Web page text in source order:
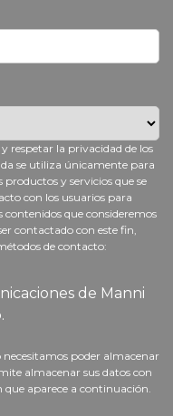
respetar la privacidad de los
se utiliza únicamente para
y servicios que se
con los usuarios para
que consideremos
contactado con este fin,
de contacto:
de Manni
necesitamos poder almacenar
almacenar sus datos con
que aparece a continuación.